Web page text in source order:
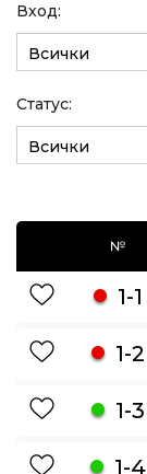
Вход:
Всички
Статус:
Всички
№
1-1
1-2
1-3
1-4